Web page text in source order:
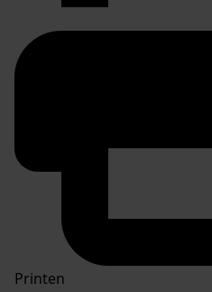
Printen